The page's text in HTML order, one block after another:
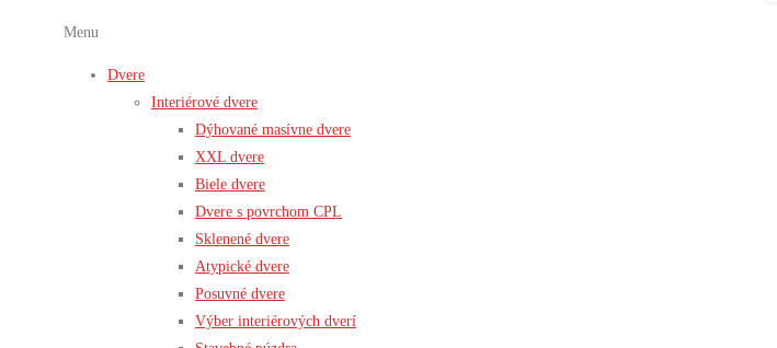
Menu
Dvere
Interiérové dvere
Dýhované masívne dvere
XXL dvere
Biele dvere
Dvere s povrchom CPL
Sklenené dvere
Atypické dvere
Posuvné dvere
Výber interiérových dverí